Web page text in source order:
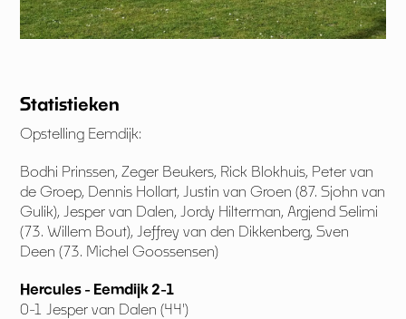
Statistieken
Opstelling Eemdijk:
Bodhi Prinssen, Zeger Beukers, Rick Blokhuis, Peter van
de Groep, Dennis Hollart, Justin van Groen (87. Sjohn van
Gulik), Jesper van Dalen, Jordy Hilterman, Argjend Selimi
(73. Willem Bout), Jeffrey van den Dikkenberg, Sven
Deen (73. Michel Goossensen)
Hercules - Eemdijk 2-1
0-1 Jesper van Dalen (44')